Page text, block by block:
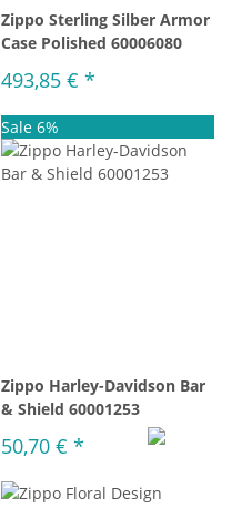
Zippo Sterling Silber Armor
Case Polished 60006080
493,85 € *
Sale 6%
Zippo Harley-Davidson Bar
& Shield 60001253
50,70 € *